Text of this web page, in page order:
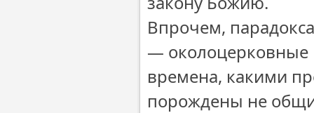
Впрочем,
— околоцерковные
времена, какими
порождены не